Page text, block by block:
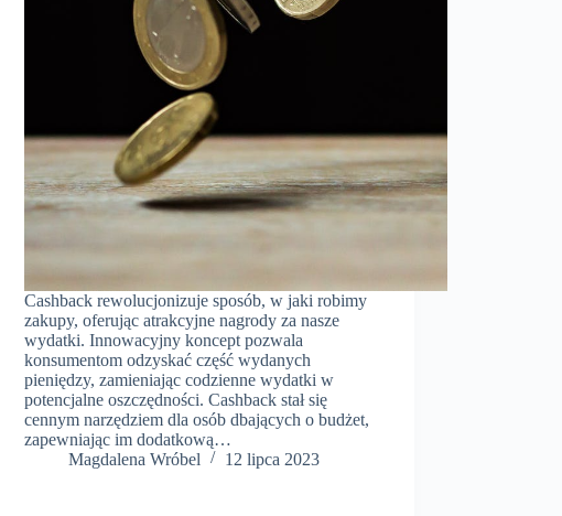
Cashback rewolucjonizuje sposób, w jaki robimy
zakupy, oferując atrakcyjne nagrody za nasze
wydatki. Innowacyjny koncept pozwala
konsumentom odzyskać część wydanych
pieniędzy, zamieniając codzienne wydatki w
potencjalne oszczędności. Cashback stał się
cennym narzędziem dla osób dbających o budżet,
zapewniając im dodatkową…
Magdalena Wróbel
12 lipca 2023